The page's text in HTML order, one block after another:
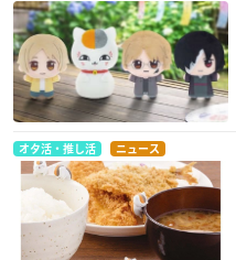
オタ活・推し活 ニュース